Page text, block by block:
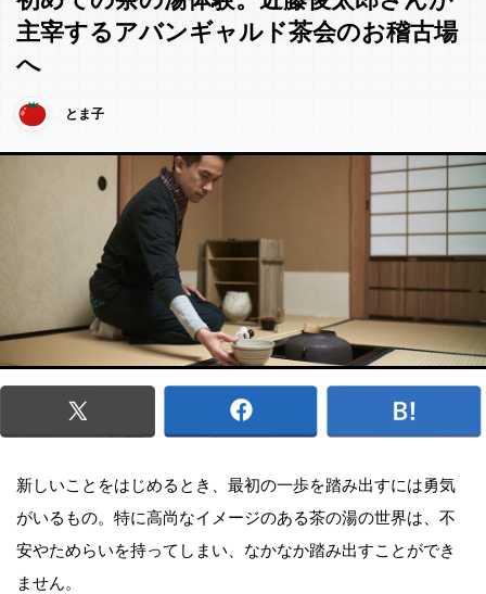
主宰するアバンギャルド茶会のお稽古場
へ
とま子
新しいことをはじめるとき、最初の一歩を踏み出すには勇気
がいるもの。特に高尚なイメージのある茶の湯の世界は、不
安やためらいを持ってしまい、なかなか踏み出すことができ
ません。